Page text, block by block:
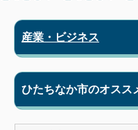
産業・ビジネス
ひたちなか市のオスス